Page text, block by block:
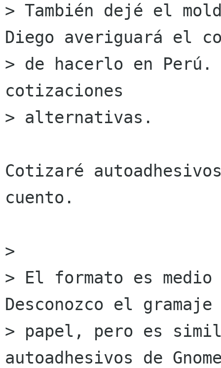
> También dejé el
Diego averiguará el
> de hacerlo en Perú.
cotizaciones
> alternativas.
Cotizaré
cuento.
>
> El formato es
Desconozco el
> papel, pero es
autoadhesivos de